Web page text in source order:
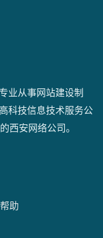
业从事网站建设制
科技信息技术服务公
西安网络公司。
帮助